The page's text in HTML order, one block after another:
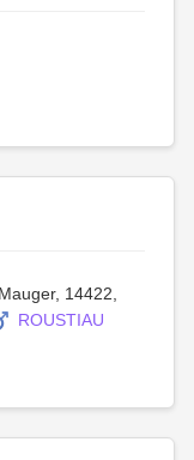
14422,
ROUSTIAU